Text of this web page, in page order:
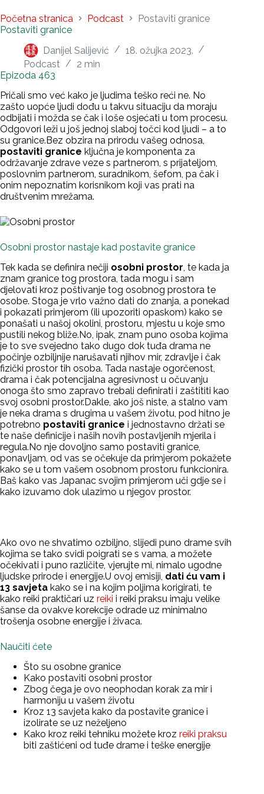
Početna stranica Podcast
Postaviti granice
Postaviti granice
Danijel Salijević
18. ožujka 2023.
Podcast
2 min
Epizoda 463
Pričali smo već kako je ljudima teško reći ne. No
zašto uopće ljudi dođu u takvu situaciju da moraju
odbijati i možda se čak i loše osjećati u tom procesu.
Odgovori leži u još jednoj slaboj točci kod ljudi – a to
su granice.Bez obzira na prirodu vašeg odnosa,
postaviti granice ključna je komponenta za
održavanje zdrave veze s partnerom, s prijateljom,
poslovnim partnerom, suradnikom, šefom, pa čak i
onim nepoznatim korisnikom koji vas prati na
društvenim mrežama.
Osobni prostor nastaje kad postavite granice
Tek kada se definira nečiji osobni prostor, te kada ja
znam granice tog prostora, tada mogu i sam
djelovati kroz poštivanje tog osobnog prostora te
osobe. Stoga je vrlo važno dati do znanja, a ponekad
i pokazati primjerom (ili upozoriti opaskom) kako se
ponašati u našoj okolini, prostoru, mjestu u koje smo
pustili nekog bliže.No, ipak, znam puno osoba kojima
je to sve svejedno tako dugo dok tuđa drama ne
počinje ozbiljnije narušavati njihov mir, zdravlje i čak
fizički prostor tih osoba. Tada nastaje ogorčenost,
drama i čak potencijalna agresivnost u očuvanju
onoga što smo zapravo trebali definirati i zaštititi kao
svoj osobni prostor.Dakle, ako još niste, a stalno vam
je neka drama s drugima u vašem životu, pod hitno je
potrebno postaviti granice i jednostavno držati se
te naše definicije i naših novih postavljenih mjerila i
regula.No nje dovoljno samo postaviti granice,
ponavljam, od vas se očekuje da primjerom pokažete
kako se u tom vašem osobnom prostoru funkcionira.
Baš kako vas Japanac svojim primjerom uči gdje se i
kako izuvamo dok ulazimo u njegov prostor.
Ako ovo ne shvatimo ozbiljno, slijedi puno drame svih
kojima se tako svidi poigrati se s vama, a možete
očekivati i puno različite, vjerujte mi, nimalo ugodne
ljudske prirode i energije.U ovoj emisiji, dati ću vam i
13 savjeta kako se i na kojim poljima korigirati, te
kako reiki praktičari uz reiki i reiki praksu imaju velike
šanse da ovakve korekcije odrade uz minimalno
trošenja osobne energije i živaca.
Naučiti ćete
Što su osobne granice
Kako postaviti osobni prostor
Zbog čega je ovo neophodan korak za mir i
harmoniju u vašem životu
Kroz 13 savjeta kako da postavite granice i
izolirate se uz neželjeno
Kako kroz reiki tehniku možete kroz reiki praksu
biti zaštićeni od tuđe drame i teške energije